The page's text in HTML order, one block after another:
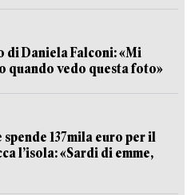
Daniela Falconi: «Mi
quando vedo questa foto»
137mila euro per il
l’isola: «Sardi di emme,